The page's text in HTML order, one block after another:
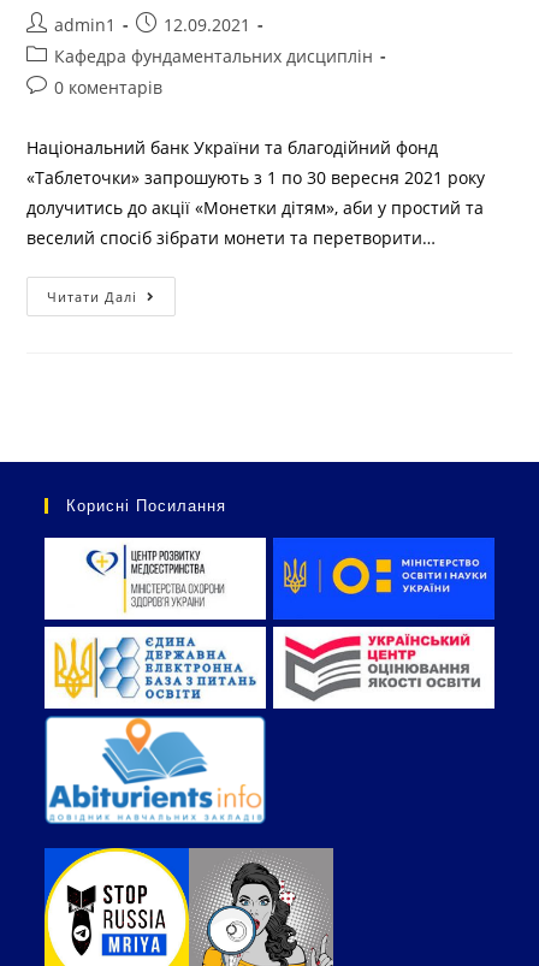
admin1
12.09.2021
Кафедра фундаментальних дисциплін
0 коментарів
Національний банк України та благодійний фонд
«Таблеточки» запрошують з 1 по 30 вересня 2021 року
долучитись до акції «Монетки дітям», аби у простий та
веселий спосіб зібрати монети та перетворити…
Читати Далі
Корисні Посилання